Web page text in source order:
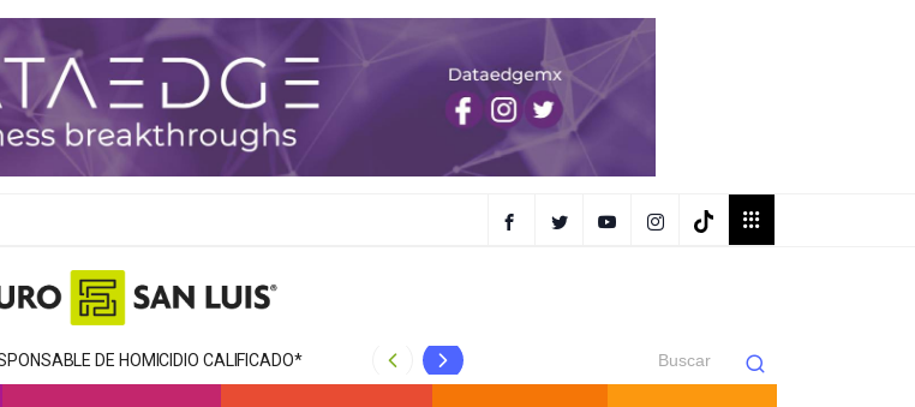
DE HOMICIDIO CALIFICADO* SUPERVISA TITULAR DE LA SSPC OPERATIVOS